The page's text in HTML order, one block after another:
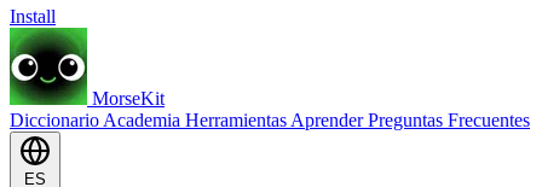
Install
MorseKit
Diccionario Academia Herramientas AprenderPreguntas Frecuentes